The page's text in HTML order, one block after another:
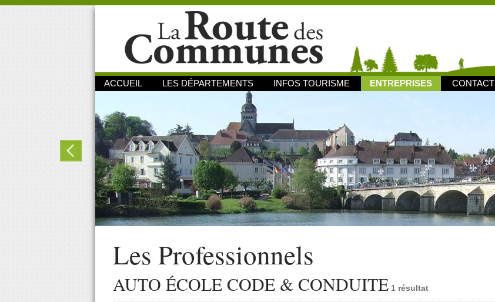
ACCUEIL LES DÉPARTEMENTS INFOS TOURISME ENTREPRISES CONTACT
Les Professionnels
AUTO ÉCOLE CODE & CONDUITE 1 résultat